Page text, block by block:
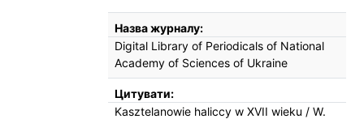
Назва журналу:
Digital Library of Periodicals of National
Academy of Sciences of Ukraine
Цитувати:
Kasztelanowie haliccy w XVII wieku / W.